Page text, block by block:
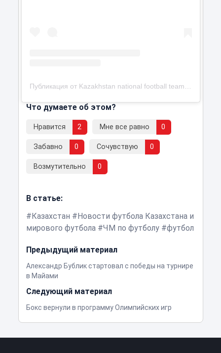
Что думаете об этом?
Нравится 2 Мне все равно 0
Забавно 0 Сочувствую 0
Возмутительно 0
В статье:
Казахстан
Новости футбола Казахстана и
мирового футбола
ЧМ по футболу футбол
Предыдущий материал
Александр Бублик стартовал с победы на турнире
в Майами
Следующий материал
Бокс вернули в программу Олимпийских игр